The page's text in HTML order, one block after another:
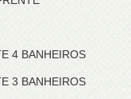
4 BANHEIROS
3 BANHEIROS